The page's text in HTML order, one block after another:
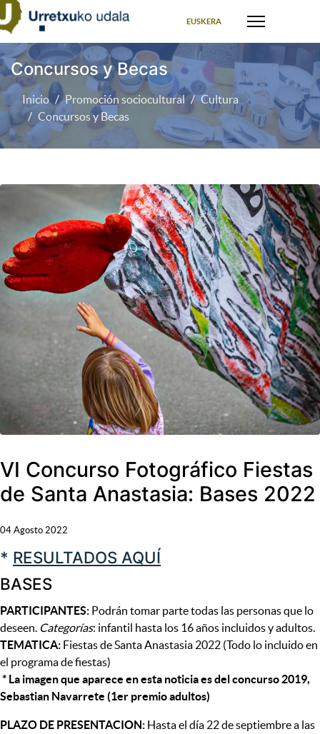
EUSKERA
Concursos y Becas
Inicio Promoción sociocultural
Cultura
Concursos y Becas
VI Concurso Fotográfico Fiestas
de Santa Anastasia: Bases 2022
04 Agosto 2022
* RESULTADOS AQUÍ
BASES
PARTICIPANTES: Podrán tomar parte todas las personas que lo
deseen. Categorías: infantil hasta los 16 años incluidos y adultos.
TEMATICA: Fiestas de Santa Anastasia 2022 (Todo lo incluido en
el programa de fiestas)
* La imagen que aparece en esta noticia es del concurso 2019,
Sebastian Navarrete (1er premio adultos)
PLAZO DE PRESENTACION: Hasta el día 22 de septiembre a las